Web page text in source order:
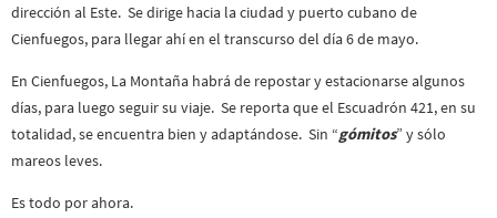
dirección al Este. Se dirige hacia la ciudad y puerto cubano de
Cienfuegos, para llegar ahí en el transcurso del día 6 de mayo.
En Cienfuegos, La Montaña habrá de repostar y estacionarse algunos
días, para luego seguir su viaje. Se reporta que el Escuadrón 421, en su
totalidad, se encuentra bien y adaptándose. Sin “gómitos” y sólo
mareos leves.
Es todo por ahora.